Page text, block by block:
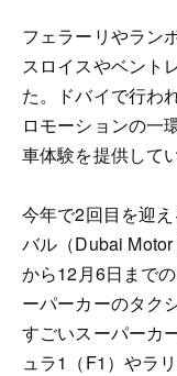
フェラーリやラン
スロイスやベント
た。ドバイで行わ
ロモーションの一
車体験を提供してい
今年で2回目を迎
バル（Dubai
から12月6日まで
ーパーカーのタク
すごいスーパーカ
ュラ1（F1）やラ